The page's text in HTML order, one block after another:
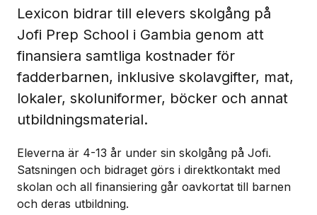
Lexicon bidrar till elevers skolgång på
Jofi Prep School i Gambia genom att
finansiera samtliga kostnader för
fadderbarnen, inklusive skolavgifter, mat,
lokaler, skoluniformer, böcker och annat
utbildningsmaterial.
Eleverna är 4-13 år under sin skolgång på Jofi.
Satsningen och bidraget görs i direktkontakt med
skolan och all finansiering går oavkortat till barnen
och deras utbildning.